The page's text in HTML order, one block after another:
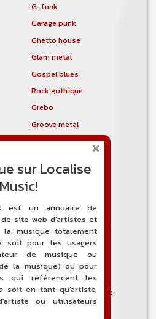
G-funk
Garage punk
Ghetto house
Glam metal
Gospel blues
Rock gothique
Grebo
Groove metal
Guaracha
Industrial hardcore
Hardstyle
Heavenly voices
Musique hindoustanie
Tropical house
Indietronica
Metal industriel
Musique instrumentale
sur Localise
Music!
est un annuaire de
site web d'artistes et
la musique totalement
soit pour les usagers
de musique ou
la musique) ou pour
qui référencent les
soit en tant qu'artiste,
ou utilisateurs